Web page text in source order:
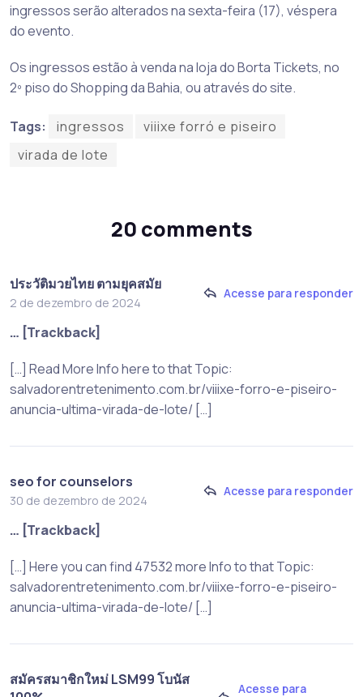
ingressos serão alterados na sexta-feira (17), véspera
do evento.
Os ingressos estão à venda na loja do Borta Tickets, no
2º piso do Shopping da Bahia, ou através do site.
Tags: ingressos
viiixe forró e piseiro
virada de lote
20 comments
ประวัติมวยไทย ตามยุคสมัย
2 de dezembro de 2024
Acesse para responder
… [Trackback]
[…] Read More Info here to that Topic:
salvadorentretenimento.com.br/viiixe-forro-e-piseiro-
anuncia-ultima-virada-de-lote/ […]
seo for counselors
30 de dezembro de 2024
Acesse para responder
… [Trackback]
[…] Here you can find 47532 more Info to that Topic:
salvadorentretenimento.com.br/viiixe-forro-e-piseiro-
anuncia-ultima-virada-de-lote/ […]
สมัครสมาชิกใหม่ LSM99 โบนัส
Acesse para